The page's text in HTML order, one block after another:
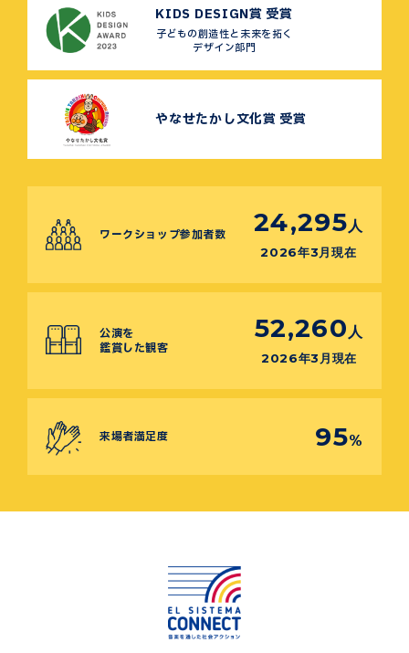
KIDS DESIGN賞 受賞
子どもの創造性と未来を拓く
デザイン部門
やなせたかし文化賞 受賞
ワークショップ参加者数 24,295 人
2026年3月現在
公演を
鑑賞した観客
52,260 人
2026年3月現在
来場者満足度 95%